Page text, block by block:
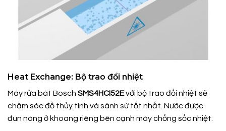
Heat Exchange: Bộ trao đổi nhiệt
Máy rửa bát Bosch SMS4HCI52Evới bộ trao đổi nhiệt sẽ
chăm sóc đồ thủy tính và sành sứ tốt nhất. Nước được
đun nóng ở khoang riêng bên cạnh máy chống sốc nhiệt.